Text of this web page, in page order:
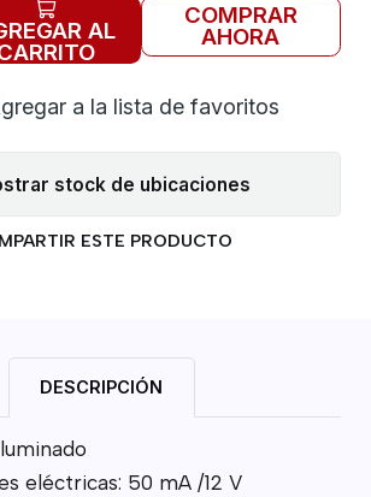
AL
COMPRAR
AHORA
a la lista de favoritos
stock de ubicaciones
ESTE PRODUCTO
DESCRIPCIÓN
eléctricas: 50 mA /12 V